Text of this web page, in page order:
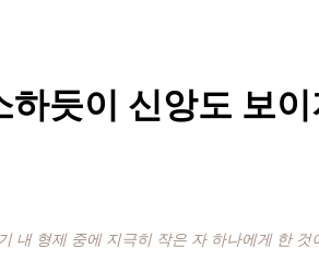
듯이 신앙도 보
내 형제 중에 지극히 작은 자 하나에게 한